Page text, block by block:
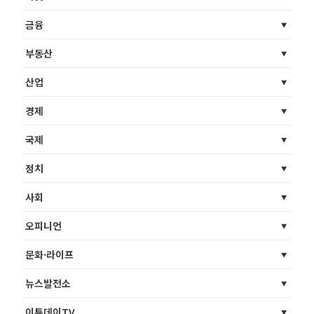
금융
부동산
산업
경제
국제
정치
사회
오피니언
문화·라이프
뉴스발전소